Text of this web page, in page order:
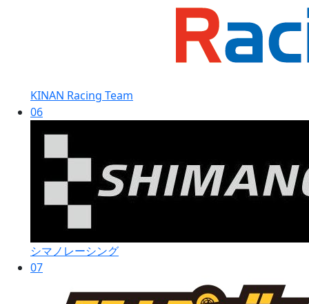
KINAN Racing Team
06
シマノレーシング
07